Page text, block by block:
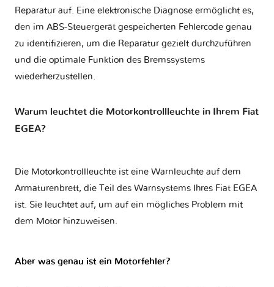
Reparatur auf. Eine elektronische Diagnose ermöglicht es,
den im ABS-Steuergerät gespeicherten Fehlercode genau
zu identifizieren, um die Reparatur gezielt durchzuführen
und die optimale Funktion des Bremssystems
wiederherzustellen.
Warum leuchtet die Motorkontrollleuchte in Ihrem Fiat
EGEA?
Die Motorkontrollleuchte ist eine Warnleuchte auf dem
Armaturenbrett, die Teil des Warnsystems Ihres Fiat EGEA
ist. Sie leuchtet auf, um auf ein mögliches Problem mit
dem Motor hinzuweisen.
Aber was genau ist ein Motorfehler?